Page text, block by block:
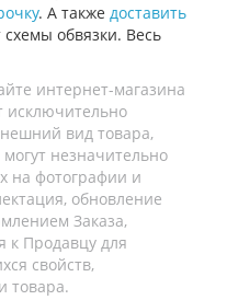
. А также доставить
схемы обвязки. Весь
интернет-магазина
исключительно
вид товара,
незначительно
на фотографии и
обновление
Заказа,
к Продавцу для
свойств,
товара.